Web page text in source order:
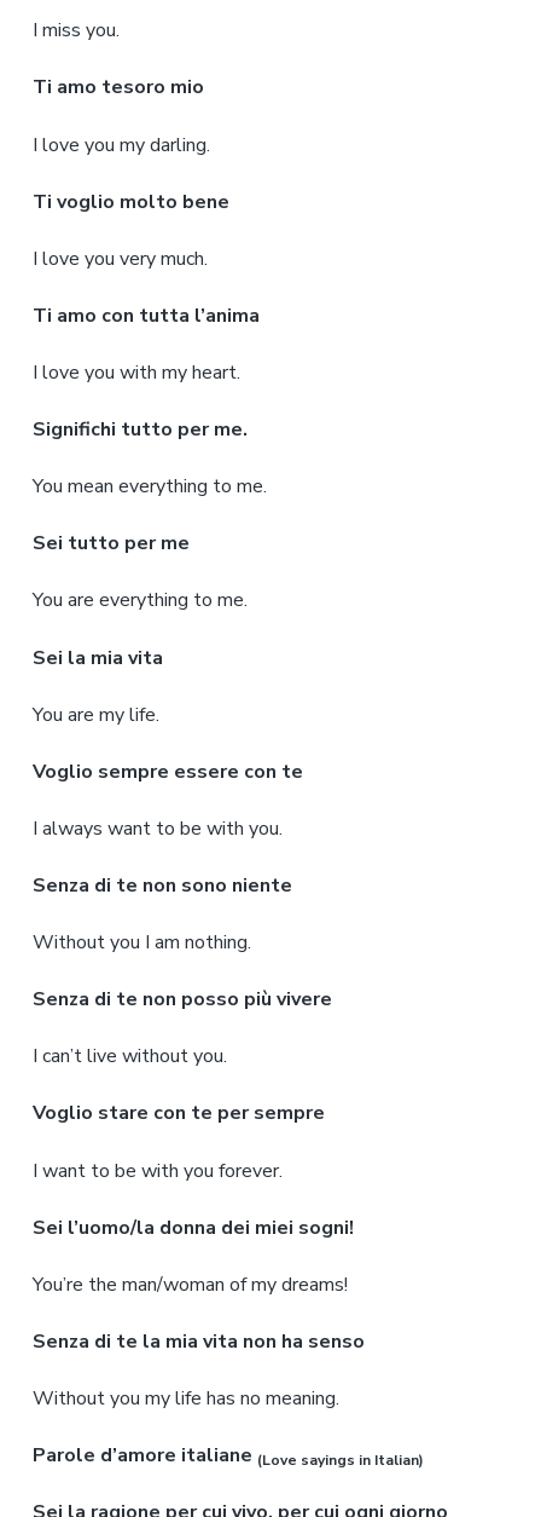
I miss you.
Ti amo tesoro mio
I love you my darling.
Ti voglio molto bene
I love you very much.
Ti amo con tutta l’anima
I love you with my heart.
Significhi tutto per me.
You mean everything to me.
Sei tutto per me
You are everything to me.
Sei la mia vita
You are my life.
Voglio sempre essere con te
I always want to be with you.
Senza di te non sono niente
Without you I am nothing.
Senza di te non posso più vivere
I can’t live without you.
Voglio stare con te per sempre
I want to be with you forever.
Sei l’uomo/la donna dei miei sogni!
You’re the man/woman of my dreams!
Senza di te la mia vita non ha senso
Without you my life has no meaning.
Parole d’amore italiane (Love sayings in Italian)